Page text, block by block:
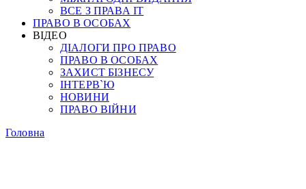
ВСЕ З ПРАВА ІТ
ПРАВО В ОСОБАХ
ВІДЕО
ДІАЛОГИ ПРО ПРАВО
ПРАВО В ОСОБАХ
ЗАХИСТ БІЗНЕСУ
ІНТЕРВ`Ю
НОВИНИ
ПРАВО ВІЙНИ
Головна